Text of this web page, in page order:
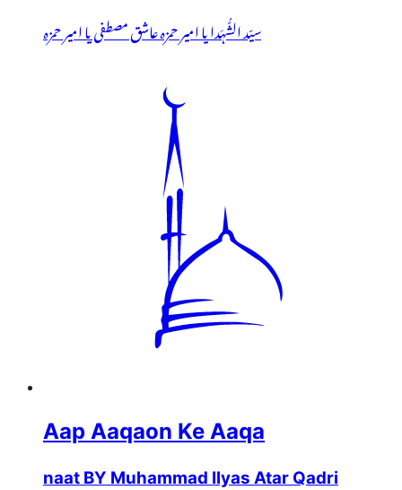
سیّد الشُّہَدا یا امیر حمزہ عاشق مصطفی یا امیر حمزہ
Aap Aaqaon Ke Aaqa
naat BY Muhammad Ilyas Atar Qadri